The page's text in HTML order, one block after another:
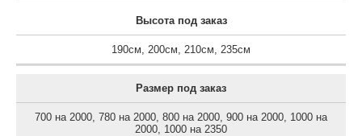
Высота под заказ
190см, 200см, 210см, 235см
Размер под заказ
700 на 2000, 780 на 2000, 800 на 2000, 900 на 2000, 1000 на
2000, 1000 на 2350